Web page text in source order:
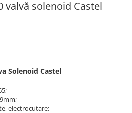
valvă solenoid Castel
Solenoid Castel
electrocutare;